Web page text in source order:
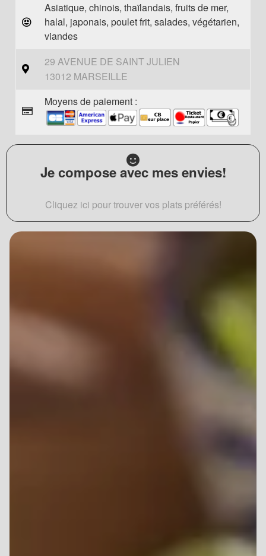
Asiatique, chinois, thaïlandais, fruits de mer,
halal, japonais, poulet frit, salades, végétarien,
viandes
29 AVENUE DE SAINT JULIEN
13012 MARSEILLE
Moyens de paiement :
Je compose avec mes envies!
Cliquez ici pour trouver vos plats préférés!